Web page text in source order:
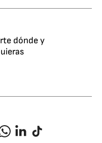
dónde y
LinkedIn
TikTok